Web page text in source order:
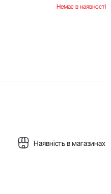
Немає в наявності
Наявність в магазинах